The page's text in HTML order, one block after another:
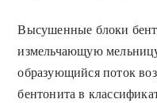
Высушенные блоки
измельчающую
образующийся поток
бентонита в